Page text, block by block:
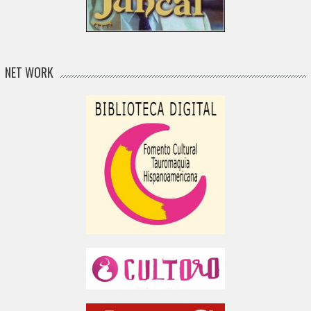
NET WORK